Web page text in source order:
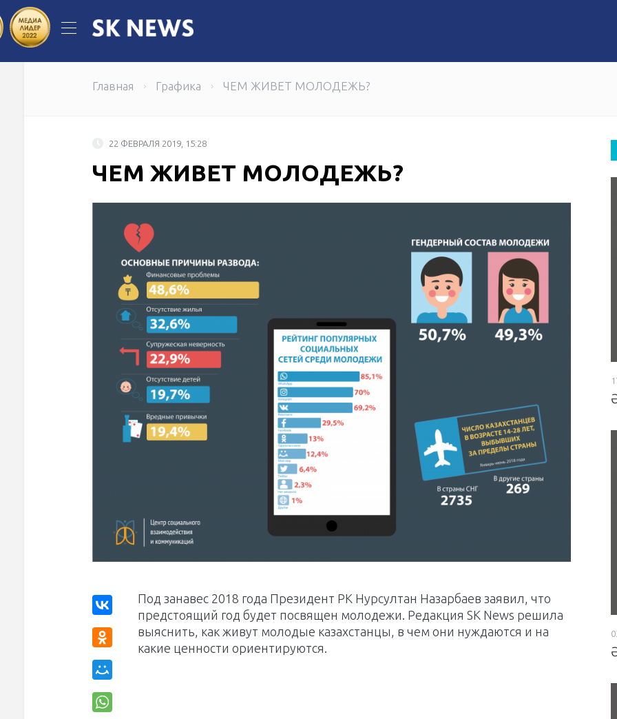
Когда инженерная идея становится частью большого дела
Главная Графика ЧЕМ ЖИВЕТ МОЛОДЕЖЬ?
22 ФЕВРАЛЯ 2019, 15:28
ЧЕМ ЖИВЕТ МОЛОДЕЖЬ?
Под занавес 2018 года Президент РК Нурсултан Назарбаев заявил, что
предстоящий год будет посвящен молодежи. Редакция SK News решила
выяснить, как живут молодые казахстанцы, в чем они нуждаются и на
какие ценности ориентируются.